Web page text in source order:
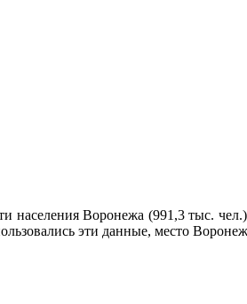
населения Воронежа (991,3 тыс.
эти данные, место